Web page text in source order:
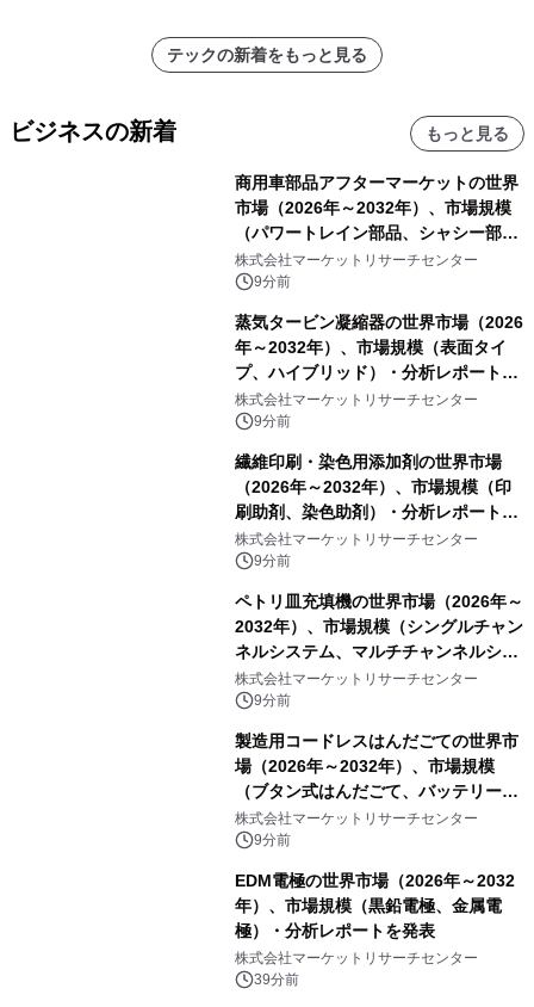
テックの新着をもっと見る
ビジネスの新着 もっと見る
商用車部品アフターマーケットの世界
市場（2026年～2032年）、市場規模
（パワートレイン部品、シャシー部
品、ボディ・キャビン部品、電気・電
子部品、インテリア・快適性部品）・
分析レポートを発表
株式会社マーケットリサーチセンター
9分前
蒸気タービン凝縮器の世界市場（2026
年～2032年）、市場規模（表面タイ
プ、ハイブリッド）・分析レポートを
発表
株式会社マーケットリサーチセンター
9分前
繊維印刷・染色用添加剤の世界市場
（2026年～2032年）、市場規模（印
刷助剤、染色助剤）・分析レポートを
発表
株式会社マーケットリサーチセンター
9分前
ペトリ皿充填機の世界市場（2026年～
2032年）、市場規模（シングルチャン
ネルシステム、マルチチャンネルシス
テム）・分析レポートを発表
株式会社マーケットリサーチセンター
9分前
製造用コードレスはんだごての世界市
場（2026年～2032年）、市場規模
（ブタン式はんだごて、バッテリー式
はんだごて、その他）・分析レポート
を発表
株式会社マーケットリサーチセンター
9分前
EDM電極の世界市場（2026年～2032
年）、市場規模（黒鉛電極、金属電
極）・分析レポートを発表
株式会社マーケットリサーチセンター
39分前